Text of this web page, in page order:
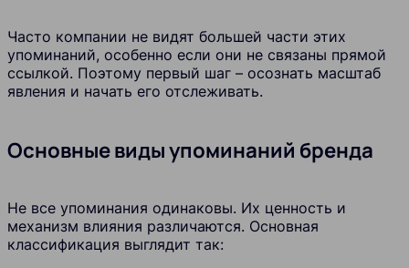
Часто компании не видят большей части этих
упоминаний, особенно если они не связаны прямой
ссылкой. Поэтому первый шаг – осознать масштаб
явления и начать его отслеживать.
Основные виды упоминаний бренда
Не все упоминания одинаковы. Их ценность и
механизм влияния различаются. Основная
классификация выглядит так: